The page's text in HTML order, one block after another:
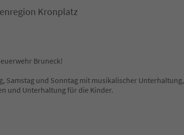
Kronplatz
Bruneck!
Samstag und Sonntag mit musikalischer Unterhaltung,
und Unterhaltung für die Kinder.